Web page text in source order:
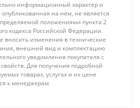
информационный характер и
на нём, не является
положениями пункта 2
кодекса Российской Федерации.
вносить изменения в технические
внешний вид и комплектацию
уведомления покупателя с
Для получения подробной
товарах, услугах и их цене
к менеджерам